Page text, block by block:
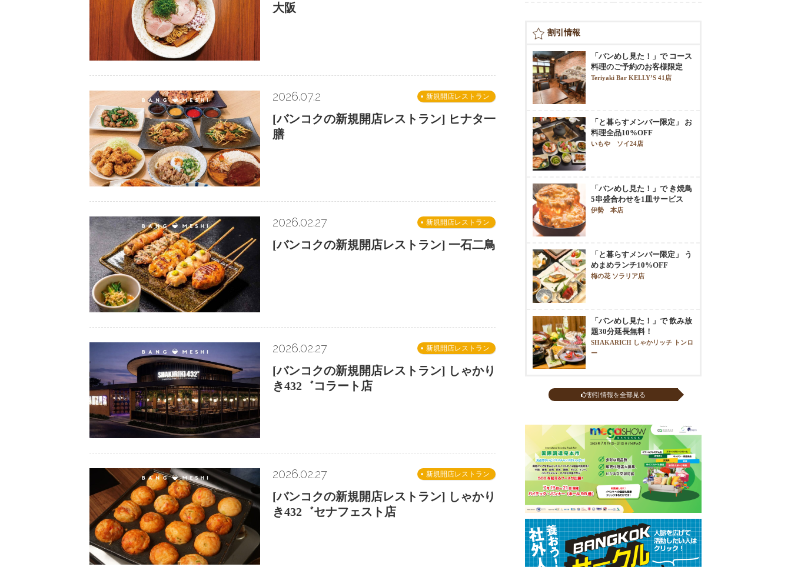
割引情報
「バンめし見た！」で コース
料理のご予約のお客様限定
Teriyaki Bar KELLY’S 41店
「と暮らすメンバー限定」 お
料理全品10%OFF
いもや ソイ24店
「バンめし見た！」で き焼鳥
5串盛合わせを1皿サービス
伊勢 本店
「と暮らすメンバー限定」 う
めまめランチ10%OFF
梅の花 ソラリア店
「バンめし見た！」で 飲み放
題30分延長無料！
SHAKARICH しゃかリッチ トンロ
ー
割引情報を全部見る
大阪
新規開店レストラン
2026.07.2
[バンコクの新規開店レストラン] ヒナタ一
膳
新規開店レストラン
2026.02.27
[バンコクの新規開店レストラン] 一石二鳥
新規開店レストラン
2026.02.27
[バンコクの新規開店レストラン] しゃかり
き432゛コラート店
新規開店レストラン
2026.02.27
[バンコクの新規開店レストラン] しゃかり
き432゛セナフェスト店